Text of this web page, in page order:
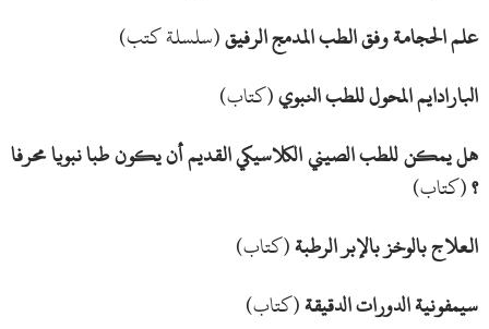
علم الحجامة وفق الطب المدمج الرفيق(سلسلة كتب)
البارادايم المحول للطب النبوي(كتاب)
هل يمكن للطب الصيني الكلاسيكي القديم أن يكون طبا نبويا محرفا
؟(كتاب)
العلاج بالوخز بالإبر الرطبة(كتاب)
سيمفونية الدورات الدقيقة(كتاب)